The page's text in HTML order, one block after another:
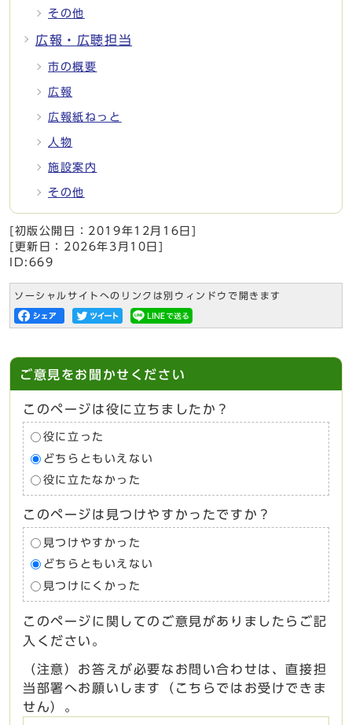
その他
広報・広聴担当
市の概要
広報
広報紙ねっと
人物
施設案内
その他
[初版公開日： 2019年12月16日
[更新日： 2026年3月10日
ID:669
ソーシャルサイトへのリンクは別ウィンドウで開きます
ご意見をお聞かせください
このページは役に立ちましたか？
役に立った
どちらともいえない
役に立たなかった
このページは見つけやすかったですか？
見つけやすかった
どちらともいえない
見つけにくかった
このページに関してのご意見がありましたらご記
入ください。
（注意）お答えが必要なお問い合わせは、直接担
当部署へお願いします（こちらではお受けできま
せん）。